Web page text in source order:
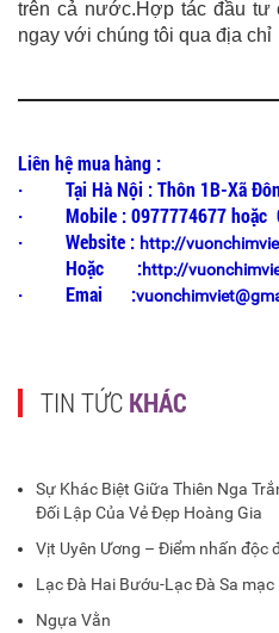
trên cả nước.Hợp tác đầu tư
ngay với chúng tôi qua địa chỉ
Liên hệ mua hàng :
· Tại Hà Nội : Thôn 1B-Xã
· Mobile : 0977774677 hoặc
· Website : http://
Hoặc :http://
· Emai :
TIN TỨC KHÁC
Sự Khác Biệt Giữa Thiên Nga
Đối Lập Của Vẻ Đẹp Hoàng Gia
Vịt Uyên Ương – Điểm nhấn độc
Lạc Đà Hai Bướu-Lạc Đà Sa mạc
Ngựa Vằn